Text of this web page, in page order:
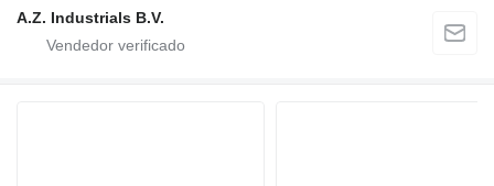
A.Z. Industrials B.V.